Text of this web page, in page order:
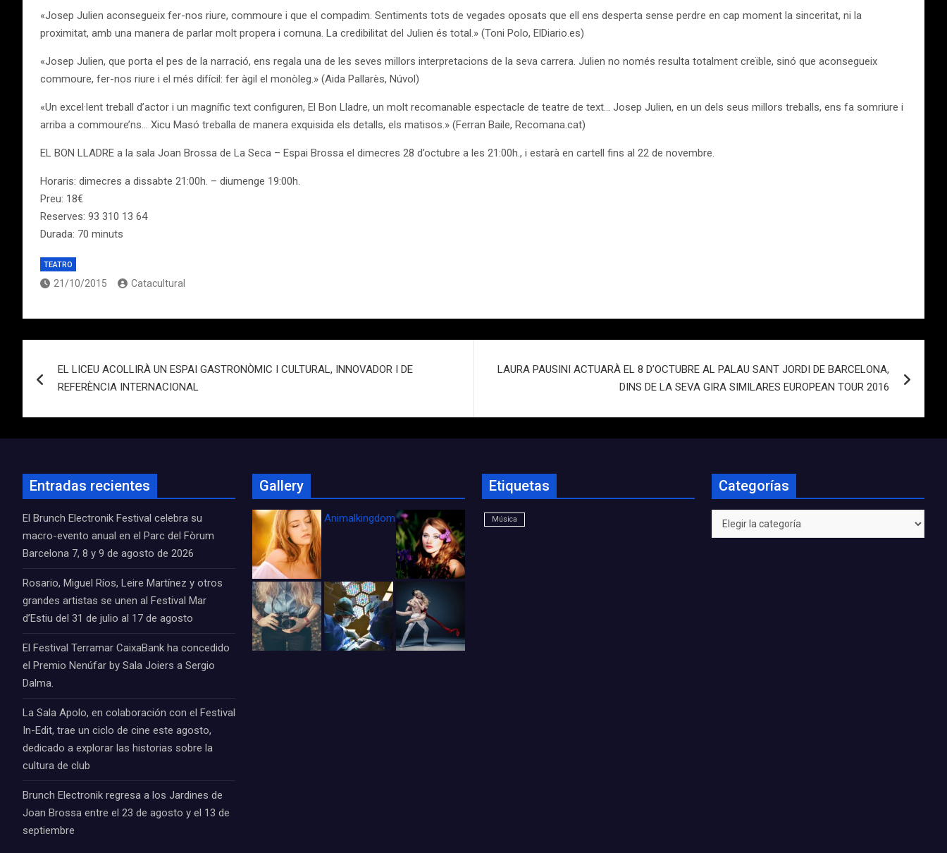
«Josep Julien aconsegueix fer-nos riure, commoure i que el compadim. Sentiments tots de vegades oposats que ell ens desperta sense perdre en cap moment la sinceritat, ni la
proximitat, amb una manera de parlar molt propera i comuna. La credibilitat del Julien és total.» (Toni Polo, ElDiario.es)
«Josep Julien, que porta el pes de la narració, ens regala una de les seves millors interpretacions de la seva carrera. Julien no només resulta totalment creïble, sinó que aconsegueix
commoure, fer-nos riure i el més difícil: fer àgil el monòleg.» (Aida Pallarès, Núvol)
«Un excel·lent treball d’actor i un magnífic text configuren, El Bon Lladre, un molt recomanable espectacle de teatre de text… Josep Julien, en un dels seus millors treballs, ens fa somriure i
arriba a commoure’ns… Xicu Masó treballa de manera exquisida els detalls, els matisos.» (Ferran Baile, Recomana.cat)
EL BON LLADRE a la sala Joan Brossa de La Seca – Espai Brossa el dimecres 28 d’octubre a les 21:00h., i estarà en cartell fins al 22 de novembre.
Horaris: dimecres a dissabte 21:00h. – diumenge 19:00h.
Preu: 18€
Reserves: 93 310 13 64
Durada: 70 minuts
TEATRO
21/10/2015 Catacultural
de
entradas
EL LICEU ACOLLIRÀ UN ESPAI GASTRONÒMIC I CULTURAL, INNOVADOR I DE
REFERÈNCIA INTERNACIONAL
LAURA PAUSINI ACTUARÀ EL 8 D’OCTUBRE AL PALAU SANT JORDI DE BARCELONA,
DINS DE LA SEVA GIRA SIMILARES EUROPEAN TOUR 2016
Entradas recientes
El Brunch Electronik Festival celebra su
macro-evento anual en el Parc del Fòrum
Barcelona 7, 8 y 9 de agosto de 2026
Rosario, Miguel Ríos, Leire Martínez y otros
grandes artistas se unen al Festival Mar
d’Estiu del 31 de julio al 17 de agosto
El Festival Terramar CaixaBank ha concedido
el Premio Nenúfar by Sala Joiers a Sergio
Dalma.
La Sala Apolo, en colaboración con el Festival
In-Edit, trae un ciclo de cine este agosto,
dedicado a explorar las historias sobre la
cultura de club
Brunch Electronik regresa a los Jardines de
Joan Brossa entre el 23 de agosto y el 13 de
septiembre
Gallery
Animalkingdom_FichaCine
Etiquetas
Música
Categorías
Categorías